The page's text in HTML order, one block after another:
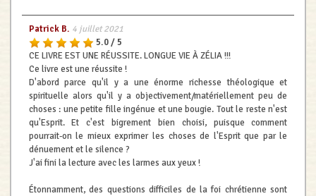
Patrick B. 4 juillet 2021
5.0 / 5
CE LIVRE EST UNE RÉUSSITE. LONGUE VIE À ZÉLIA !!!
Ce livre est une réussite !
D'abord parce qu'il y a une énorme richesse théologique et
spirituelle alors qu'il y a objectivement/matériellement peu de
choses : une petite fille ingénue et une bougie. Tout le reste n'est
qu'Esprit. Et c'est bigrement bien choisi, puisque comment
pourrait-on le mieux exprimer les choses de l'Esprit que par le
dénuement et le silence ?
J'ai fini la lecture avec les larmes aux yeux !
Étonnamment, des questions difficiles de la foi chrétienne sont